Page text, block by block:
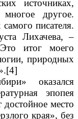
источниках,
другое.
писателя.
Лихачева, –
итог моего
природных
оказался
эпопея
место
края», без